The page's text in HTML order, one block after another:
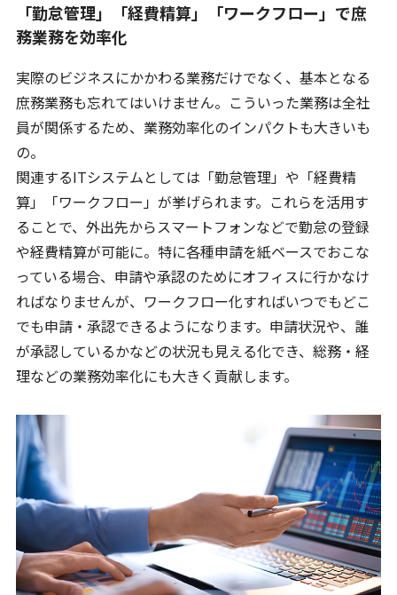
「勤怠管理」「経費精算」「ワークフロー」で庶
務業務を効率化
実際のビジネスにかかわる業務だけでなく、基本となる
庶務業務も忘れてはいけません。こういった業務は全社
員が関係するため、業務効率化のインパクトも大きいも
の。
関連するITシステムとしては「勤怠管理」や「経費精
算」「ワークフロー」が挙げられます。これらを活用す
ることで、外出先からスマートフォンなどで勤怠の登録
や経費精算が可能に。特に各種申請を紙ベースでおこな
っている場合、申請や承認のためにオフィスに行かなけ
ればなりませんが、ワークフロー化すればいつでもどこ
でも申請・承認できるようになります。申請状況や、誰
が承認しているかなどの状況も見える化でき、総務・経
理などの業務効率化にも大きく貢献します。